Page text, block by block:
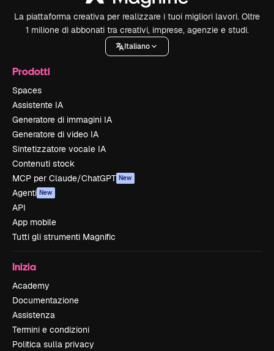
La piattaforma creativa per realizzare i tuoi migliori lavori. Oltre
1 milione di abbonati tra creativi, imprese, agenzie e studi.
Italiano
Prodotti
Spaces
Assistente IA
Generatore di immagini IA
Generatore di video IA
Sintetizzatore vocale IA
Contenuti stock
MCP per Claude/ChatGPT New
Agenti New
API
App mobile
Tutti gli strumenti Magnific
Inizia
Academy
Documentazione
Assistenza
Termini e condizioni
Politica sulla privacy